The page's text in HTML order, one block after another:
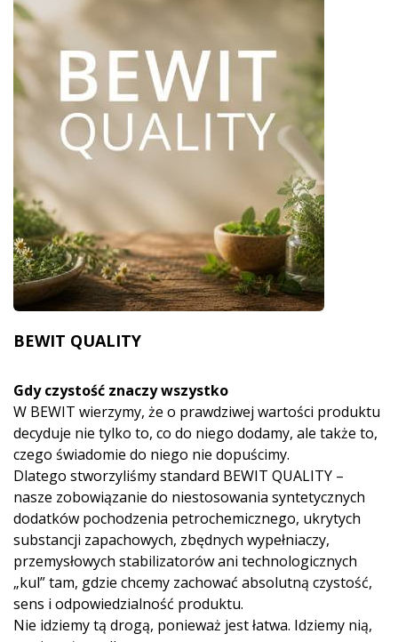
BEWIT QUALITY
Gdy czystość znaczy wszystko
W BEWIT wierzymy, że o prawdziwej wartości produktu
decyduje nie tylko to, co do niego dodamy, ale także to,
czego świadomie do niego nie dopuścimy.
Dlatego stworzyliśmy standard BEWIT QUALITY –
nasze zobowiązanie do niestosowania syntetycznych
dodatków pochodzenia petrochemicznego, ukrytych
substancji zapachowych, zbędnych wypełniaczy,
przemysłowych stabilizatorów ani technologicznych
„kul” tam, gdzie chcemy zachować absolutną czystość,
sens i odpowiedzialność produktu.
Nie idziemy tą drogą, ponieważ jest łatwa. Idziemy nią,